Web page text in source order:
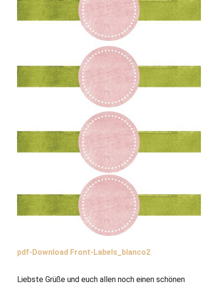
pdf-Download Front-Labels_blanco2
Liebste Grüße und euch allen noch einen schönen